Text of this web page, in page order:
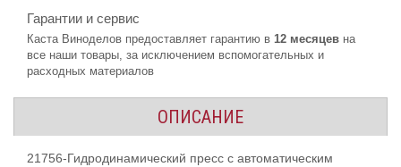
Гарантии и сервис
Каста Виноделов предоставляет гарантию в 12 месяцев на
все наши товары, за исключением вспомогательных и
расходных материалов
ОПИСАНИЕ
21756-Гидродинамический пресс c автоматическим